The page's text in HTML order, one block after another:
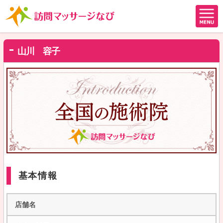
山川 容子
基本情報
店舗名